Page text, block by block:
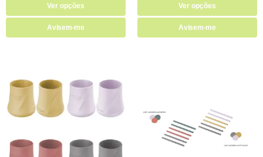
Ver opções
Avisem-me
Ver opções
Avisem-me